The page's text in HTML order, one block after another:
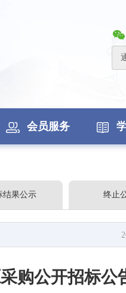
会员服务
结果公示 终止
购公开招标公